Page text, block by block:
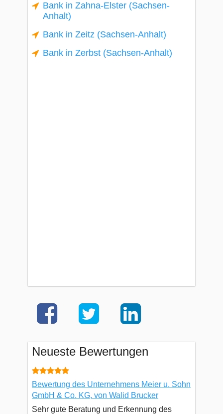
Bank in Zahna-Elster (Sachsen-
Anhalt)
Bank in Zeitz (Sachsen-Anhalt)
Bank in Zerbst (Sachsen-Anhalt)
Neueste Bewertungen
Bewertung des Unternehmens Meier u. Sohn
GmbH & Co. KG, von Walid Brucker
Sehr gute Beratung und Erkennung des